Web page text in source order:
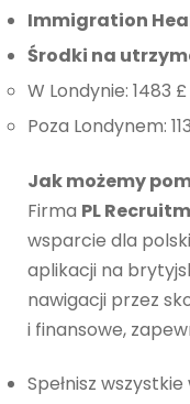
Immigration
Środki na
W Londynie: 1483
Poza Londynem:
Jak możemy
Firma PL
wsparcie dla
aplikacji na
nawigacji przez
i finansowe,
Spełnisz